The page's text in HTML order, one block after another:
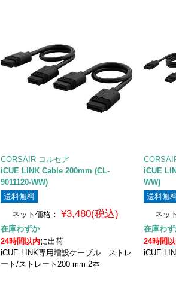
CORSAIR コルセア
iCUE LINK Cable 200mm (CL-
9011120-WW)
送料無料
ネット価格： ¥3,480(税込)
在庫わずか
24時間以内に出荷
iCUE LINK専用増設ケーブル ストレ
ート/ストレート200 mm 2本
iCUE
WW)
送料無
ネッ
在庫わ
24時間
iCUE